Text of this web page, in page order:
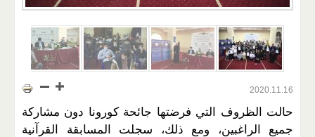
2020.11.16
حالت الظروف التي فرضتها جائحة كورونا دون مشاركة
جميع الراغبين، ومع ذلك، سجلت المسابقة القرآنية